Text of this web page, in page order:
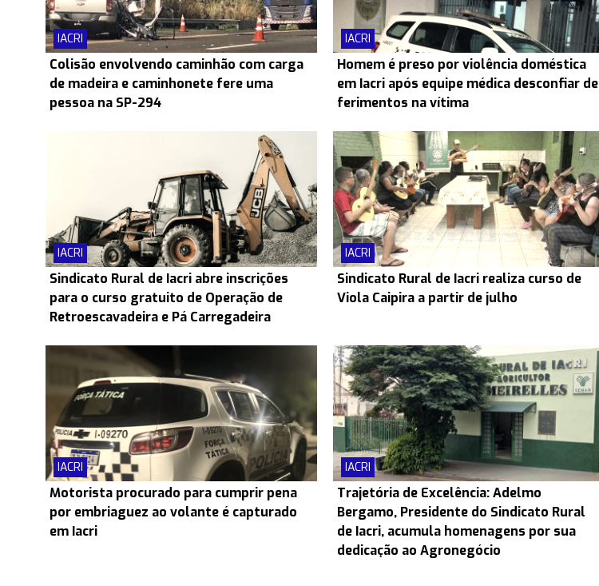
IACRI
Colisão envolvendo caminhão com carga
de madeira e caminhonete fere uma
pessoa na SP-294
IACRI
Homem é preso por violência doméstica
em Iacri após equipe médica desconfiar de
ferimentos na vítima
IACRI
Sindicato Rural de Iacri abre inscrições
para o curso gratuito de Operação de
Retroescavadeira e Pá Carregadeira
IACRI
Sindicato Rural de Iacri realiza curso de
Viola Caipira a partir de julho
IACRI
Motorista procurado para cumprir pena
por embriaguez ao volante é capturado
em Iacri
IACRI
Trajetória de Excelência: Adelmo
Bergamo, Presidente do Sindicato Rural
de Iacri, acumula homenagens por sua
dedicação ao Agronegócio